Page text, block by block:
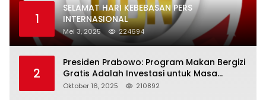
1
SELAMAT HARI KEBEBASAN PERS
INTERNASIONAL
Mei 3, 2025 224694
2
Presiden Prabowo: Program Makan Bergizi
Gratis Adalah Investasi untuk Masa
Depan Bangsa
Oktober 16, 2025 210892